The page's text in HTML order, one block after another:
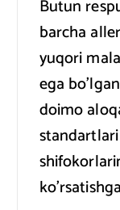
Butun
barcha
yuqori
ega
doimo